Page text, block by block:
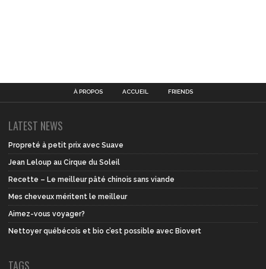
À PROPOS ACCUEIL FRIENDS
LATEST NEWS
Propreté à petit prix avec Suave
Jean Leloup au Cirque du Soleil
Recette – Le meilleur pâté chinois sans viande
Mes cheveux méritent le meilleur
Aimez-vous voyager?
Nettoyer québécois et bio c’est possible avec Biovert
TAGS